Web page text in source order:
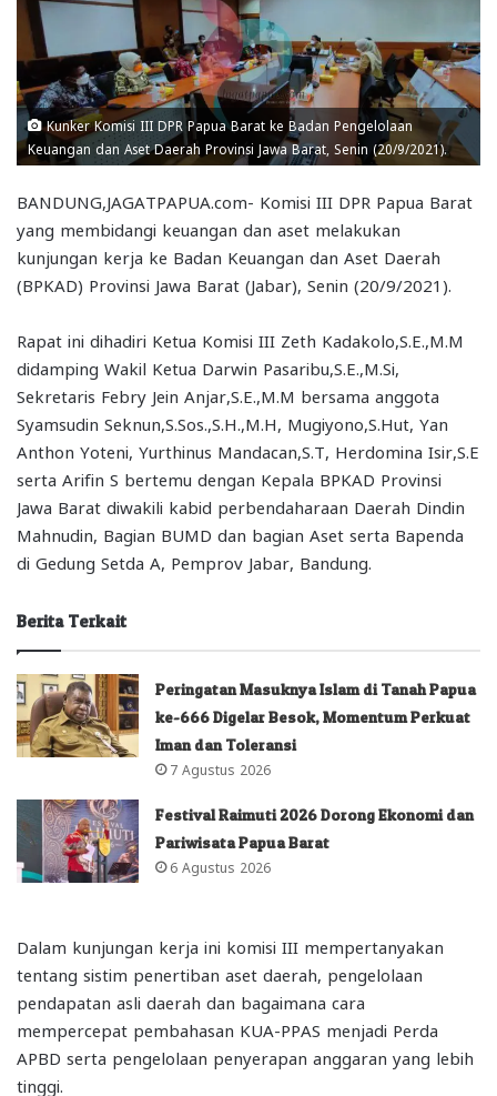
Kunker Komisi III DPR Papua Barat ke Badan Pengelolaan
Keuangan dan Aset Daerah Provinsi Jawa Barat, Senin (20/9/2021).
BANDUNG,JAGATPAPUA.com- Komisi III DPR Papua Barat
yang membidangi keuangan dan aset melakukan
kunjungan kerja ke Badan Keuangan dan Aset Daerah
(BPKAD) Provinsi Jawa Barat (Jabar), Senin (20/9/2021).
Rapat ini dihadiri Ketua Komisi III Zeth Kadakolo,S.E.,M.M
didamping Wakil Ketua Darwin Pasaribu,S.E.,M.Si,
Sekretaris Febry Jein Anjar,S.E.,M.M bersama anggota
Syamsudin Seknun,S.Sos.,S.H.,M.H, Mugiyono,S.Hut, Yan
Anthon Yoteni, Yurthinus Mandacan,S.T, Herdomina Isir,S.E
serta Arifin S bertemu dengan Kepala BPKAD Provinsi
Jawa Barat diwakili kabid perbendaharaan Daerah Dindin
Mahnudin, Bagian BUMD dan bagian Aset serta Bapenda
di Gedung Setda A, Pemprov Jabar, Bandung.
Berita Terkait
Peringatan Masuknya Islam di Tanah Papua
ke-666 Digelar Besok, Momentum Perkuat
Iman dan Toleransi
7 Agustus 2026
Festival Raimuti 2026 Dorong Ekonomi dan
Pariwisata Papua Barat
6 Agustus 2026
Dalam kunjungan kerja ini komisi III mempertanyakan
tentang sistim penertiban aset daerah, pengelolaan
pendapatan asli daerah dan bagaimana cara
mempercepat pembahasan KUA-PPAS menjadi Perda
APBD serta pengelolaan penyerapan anggaran yang lebih
tinggi.